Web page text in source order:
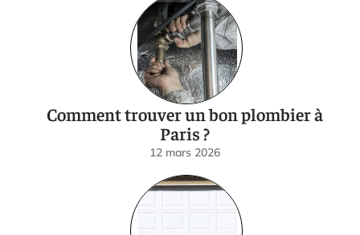
Comment trouver un bon plombier à
Paris ?
12 mars 2026